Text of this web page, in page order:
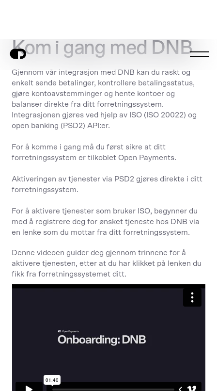
Kom i gang med DNB
Gjennom vår integrasjon med DNB kan du raskt og
enkelt sende betalinger, kontrollere betalingsstatus,
gjøre kontoavstemminger og hente kontoer og
balanser direkte fra ditt forretningssystem.
Integrasjonen gjøres ved hjelp av ISO (ISO 20022) og
open banking (PSD2) API:er.
For å komme i gang må du først sikre at ditt
forretningssystem er tilkoblet Open Payments.
Aktiveringen av tjenester via PSD2 gjøres direkte i ditt
forretningssystem.
For å aktivere tjenester som bruker ISO, begynner du
med å registrere deg for ønsket tjeneste hos DNB via
en lenke som du mottar fra ditt forretningssystem.
Denne videoen guider deg gjennom trinnene for å
aktivere tjenesten, etter at du har klikket på lenken du
fikk fra forretningssystemet ditt.